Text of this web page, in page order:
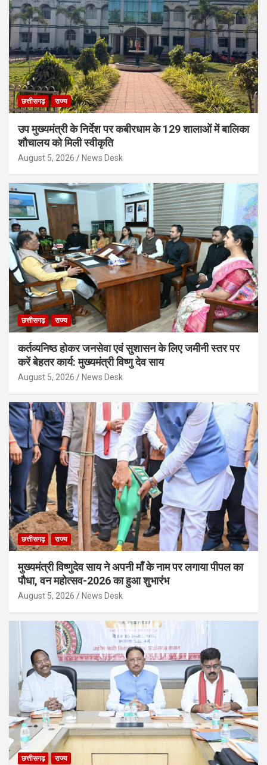
छत्तीसगढ़ राज्य
उप मुख्यमंत्री के निर्देश पर कबीरधाम के 129 शालाओं में बालिका
शौचालय को मिली स्वीकृति
August 5, 2026 News Desk
छत्तीसगढ़ राज्य
कर्तव्यनिष्ठ होकर जनसेवा एवं सुशासन के लिए जमीनी स्तर पर
करें बेहतर कार्य: मुख्यमंत्री विष्णु देव साय
August 5, 2026 News Desk
छत्तीसगढ़ राज्य
मुख्यमंत्री विष्णुदेव साय ने अपनी माँ के नाम पर लगाया पीपल का
पौधा, वन महोत्सव-2026 का हुआ शुभारंभ
August 5, 2026 News Desk
छत्तीसगढ़ राज्य